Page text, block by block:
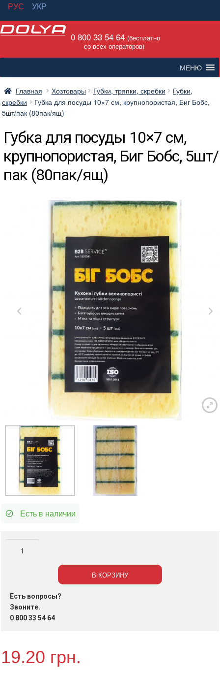
РУС
УКР
Перейти
навигации
Перейти
содержимому
0 800 33 54 64 (бесплатно
со всех операторов)
МЕНЮ
Главная Хозтовары Губки, тряпки, скребки
Губки,
скребки
Губка для посуды 10×7 см, крупнопористая, Биг Бобс,
5шт/пак (80пак/ящ)
Губка для посуды 10×7 см,
крупнопористая, Биг Бобс, 5шт/
пак (80пак/ящ)
Есть в наличии
Губка
10×7
см,
крупнопористая,
5шт/
В КОРЗИНУ
Есть вопросы?
Звоните.
0 800 33 54 64
19.20 грн.